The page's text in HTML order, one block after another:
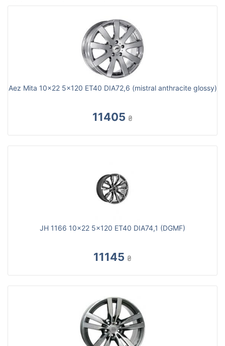
Aez Mita 10x22 5x120 ET40 DIA72,6 (mistral anthracite glossy)
11405 ₴
JH 1166 10x22 5x120 ET40 DIA74,1 (DGMF)
11145 ₴